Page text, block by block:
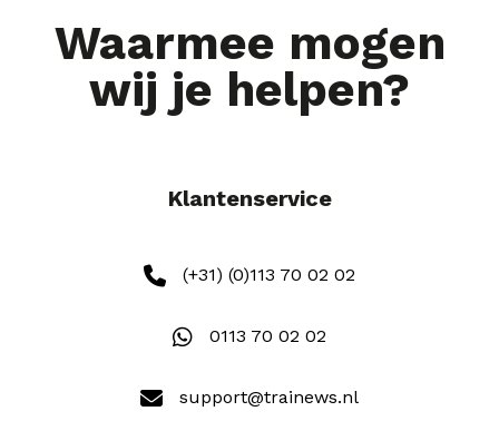
Waarmee mogen
wij je helpen?
Klantenservice
(+31) (0)113 70 02 02
0113 70 02 02
support@trainews.nl